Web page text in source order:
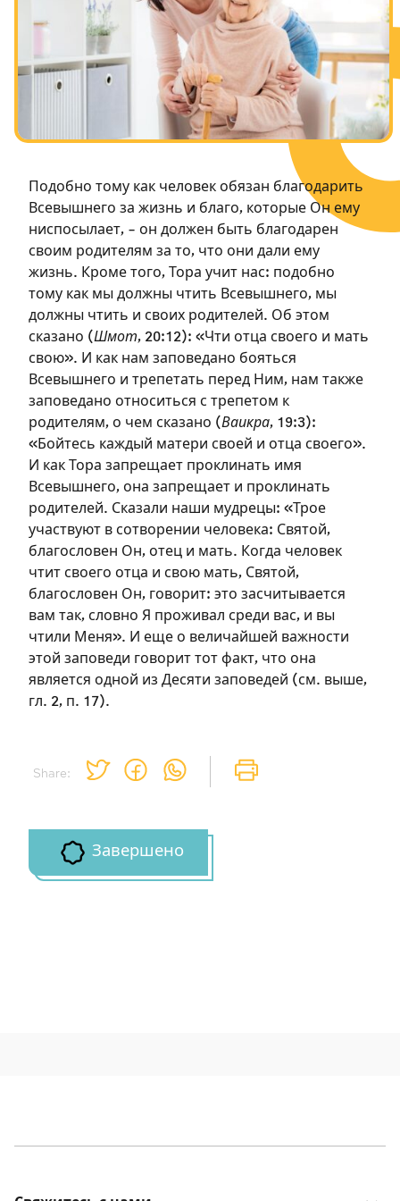
Посты в память о разрушенном Храме
Пурим
Share:
Подобно тому как человек обязан благодарить
Всевышнего за жизнь и благо, которые Он ему
ниспосылает, – он должен быть благодарен
своим родителям за то, что они дали ему
жизнь. Кроме того, Тора учит нас: подобно
тому как мы должны чтить Всевышнего, мы
должны чтить и своих родителей. Об этом
сказано (Шмот, 20:12): «Чти отца своего и мать
свою». И как нам заповедано бояться
Всевышнего и трепетать перед Ним, нам также
заповедано относиться с трепетом к
родителям, о чем сказано (Ваикра, 19:3):
«Бойтесь каждый матери своей и отца своего».
И как Тора запрещает проклинать имя
Всевышнего, она запрещает и проклинать
родителей. Сказали наши мудрецы: «Трое
участвуют в сотворении человека: Святой,
благословен Он, отец и мать. Когда человек
чтит своего отца и свою мать, Святой,
благословен Он, говорит: это засчитывается
вам так, словно Я проживал среди вас, и вы
чтили Меня». И еще о величайшей важности
этой заповеди говорит тот факт, что она
является одной из Десяти заповедей (см. выше,
гл. 2, п. 17).
Завершено
Зарегистрироваться
на сайте
Чтобы делать пометки на сайте,
необходимо зарегистрироваться.
Подписаться Войти